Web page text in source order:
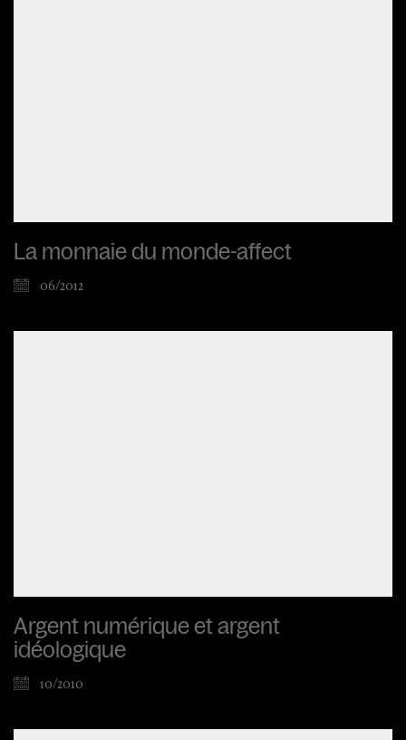
La monnaie du monde-affect
06/2012
Argent numérique et argent
idéologique
10/2010